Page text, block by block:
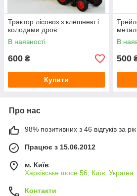
Трактор лісовоз з клешнею і
колодами дров
В наявності
600 ₴
Купити
В
500
Про нас
98% позитивних з 46 відгуків за рік
Працює з 15.06.2012
м. Київ
Харківське шосе 56, Київ, Україна
Контакти